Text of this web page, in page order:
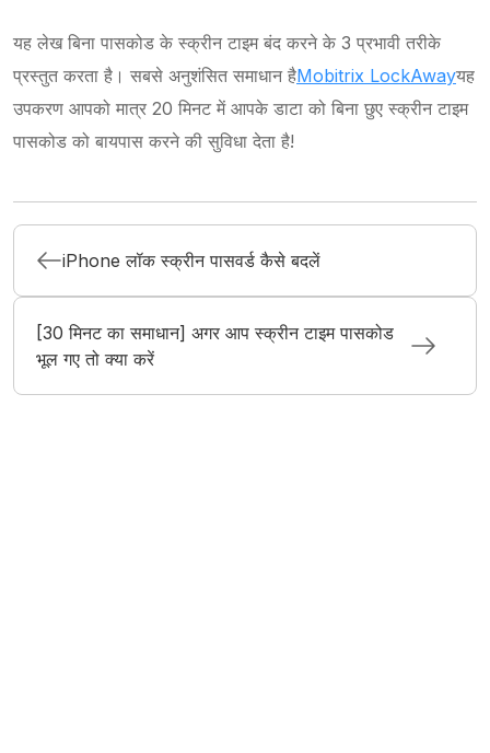
यह लेख बिना पासकोड के स्क्रीन टाइम बंद करने के 3 प्रभावी तरीके
प्रस्तुत करता है। सबसे अनुशंसित समाधान हैMobitrix LockAwayयह
उपकरण आपको मात्र 20 मिनट में आपके डाटा को बिना छुए स्क्रीन टाइम
पासकोड को बायपास करने की सुविधा देता है!
iPhone लॉक स्क्रीन पासवर्ड कैसे बदलें
[30 मिनट का समाधान] अगर आप स्क्रीन टाइम पासकोड
भूल गए तो क्या करें